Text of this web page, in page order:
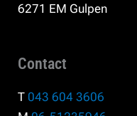
6271 EM Gulpen
Contact
T 043 604 3606